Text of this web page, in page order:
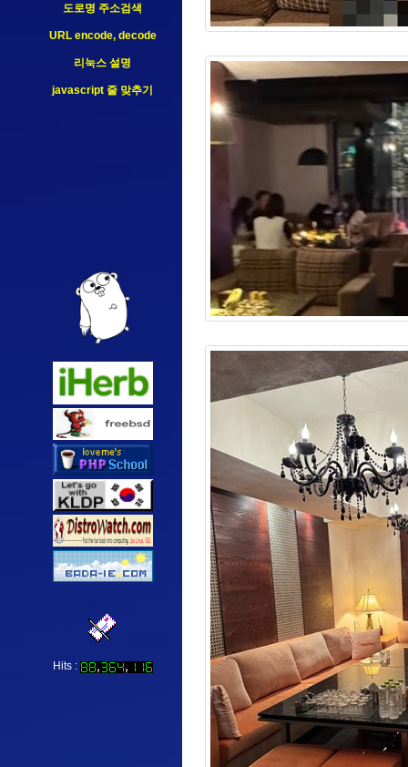
도로명 주소검색
URL encode, decode
리눅스 설명
javascript 줄 맞추기
Hits :